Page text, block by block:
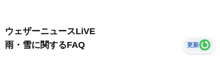
ウェザーニュースLiVE
雨・雪に関するFAQ
更新